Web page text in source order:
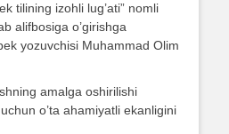
tilining izohli lug’ati” nomli
alifbosiga o’girishga
yozuvchisi Muhammad Olim
amalga oshirilishi
o’ta ahamiyatli ekanligini